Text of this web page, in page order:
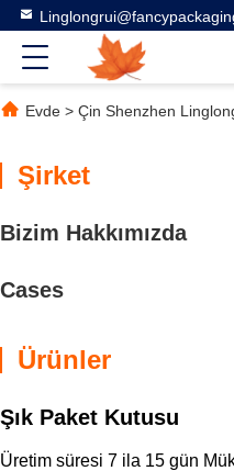
Evde > Çin Shenzhen
Şirket
Bizim Hakkımızda
Cases
Ürünler
Şık Paket Kutusu
Üretim süresi 7 ila 15 gün